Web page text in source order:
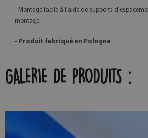
- Montage facile à l'aide de supports
montage.
- Produit fabriqué en Pologne
GALERIE DE PRODUITS :